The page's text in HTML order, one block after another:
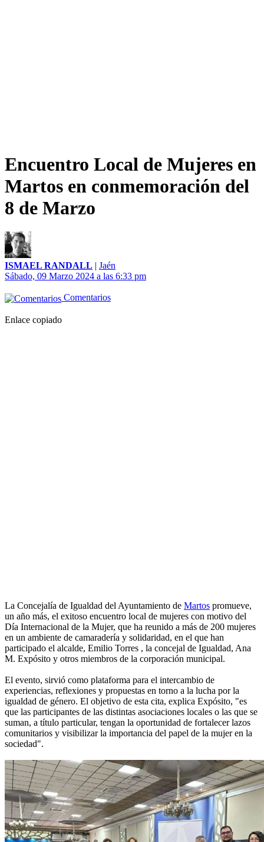
Encuentro Local de Mujeres en
Martos en conmemoración del
8 de Marzo
ISMAEL RANDALL | Jaén
Sábado, 09 Marzo 2024 a las 6:33 pm
Comentarios
Enlace copiado
La Concejalía de Igualdad del Ayuntamiento de Martos promueve,
un año más, el exitoso encuentro local de mujeres con motivo del
Día Internacional de la Mujer, que ha reunido a más de 200 mujeres
en un ambiente de camaradería y solidaridad, en el que han
participado el alcalde, Emilio Torres , la concejal de Igualdad, Ana
M. Expósito y otros miembros de la corporación municipal.
El evento, sirvió como plataforma para el intercambio de
experiencias, reflexiones y propuestas en torno a la lucha por la
igualdad de género. El objetivo de esta cita, explica Expósito, "es
que las participantes de las distintas asociaciones locales o las que se
suman, a título particular, tengan la oportunidad de fortalecer lazos
comunitarios y visibilizar la importancia del papel de la mujer en la
sociedad".